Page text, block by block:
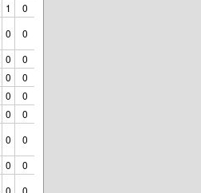
1
0
0
0
0
0
0
0
0
0
0
0
0
0
0
0
0 0